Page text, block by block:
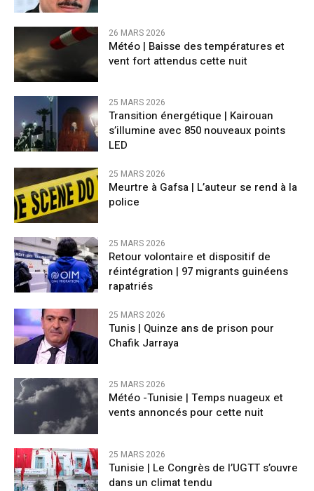
26 MARS 2026
​Météo | Baisse des températures et
vent fort attendus cette nuit
25 MARS 2026
Transition énergétique | Kairouan
s’illumine avec 850 nouveaux points
LED
25 MARS 2026
Meurtre à Gafsa | L’auteur se rend à la
police
25 MARS 2026
Retour volontaire et dispositif de
réintégration | 97 migrants guinéens
rapatriés
25 MARS 2026
Tunis | Quinze ans de prison pour
Chafik Jarraya
25 MARS 2026
Météo -Tunisie | Temps nuageux et
vents annoncés pour cette nuit
25 MARS 2026
Tunisie | Le Congrès de l’UGTT s’ouvre
dans un climat tendu